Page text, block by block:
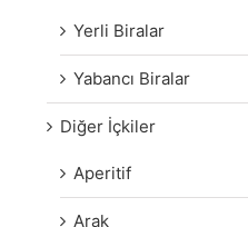
Yerli Biralar
Yabancı Biralar
Diğer İçkiler
Aperitif
Arak